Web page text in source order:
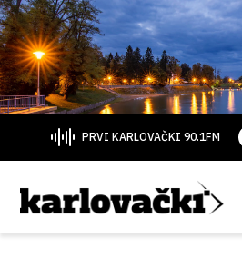
PRVI KARLOVAČKI 90.1FM